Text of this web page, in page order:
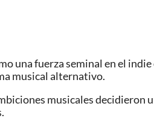
una fuerza seminal en el
musical alternativo.
musicales